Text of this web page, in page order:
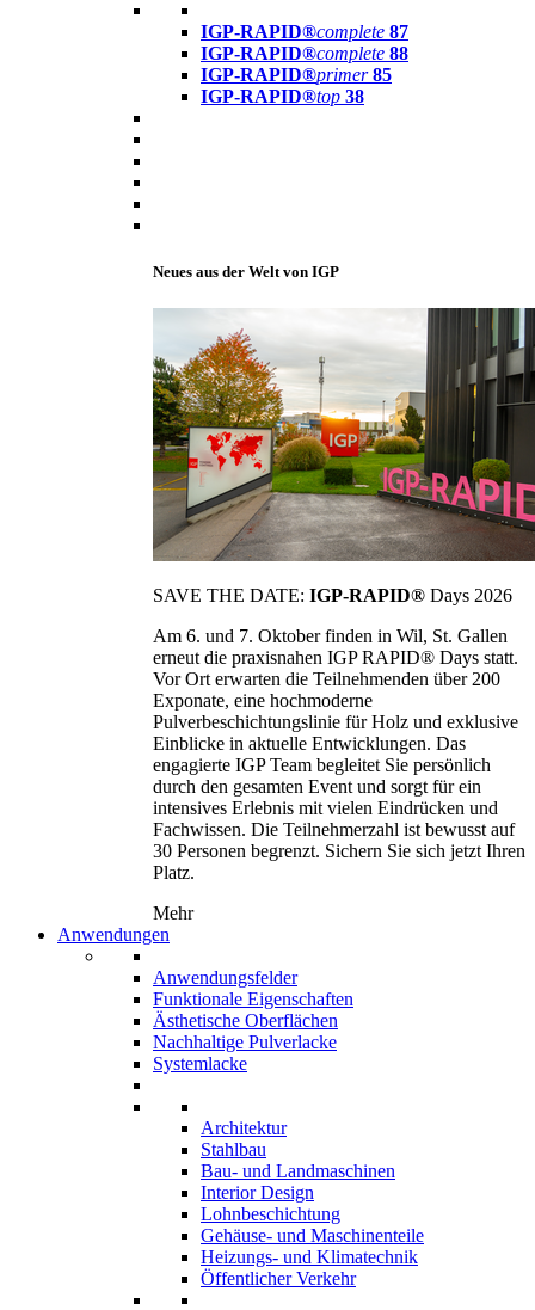
IGP-RAPID®complete 87
IGP-RAPID®complete 88
IGP-RAPID®primer 85
IGP-RAPID®top 38
Neues aus der Welt von IGP
SAVE THE DATE: IGP-RAPID® Days 2026
Am 6. und 7. Oktober finden in Wil, St. Gallen
erneut die praxisnahen IGP RAPID® Days statt.
Vor Ort erwarten die Teilnehmenden über 200
Exponate, eine hochmoderne
Pulverbeschichtungslinie für Holz und exklusive
Einblicke in aktuelle Entwicklungen. Das
engagierte IGP Team begleitet Sie persönlich
durch den gesamten Event und sorgt für ein
intensives Erlebnis mit vielen Eindrücken und
Fachwissen. Die Teilnehmerzahl ist bewusst auf
30 Personen begrenzt. Sichern Sie sich jetzt Ihren
Platz.
Mehr
Anwendungen
Anwendungsfelder
Funktionale Eigenschaften
Ästhetische Oberflächen
Nachhaltige Pulverlacke
Systemlacke
Architektur
Stahlbau
Bau- und Landmaschinen
Interior Design
Lohnbeschichtung
Gehäuse- und Maschinenteile
Heizungs- und Klimatechnik
Öffentlicher Verkehr